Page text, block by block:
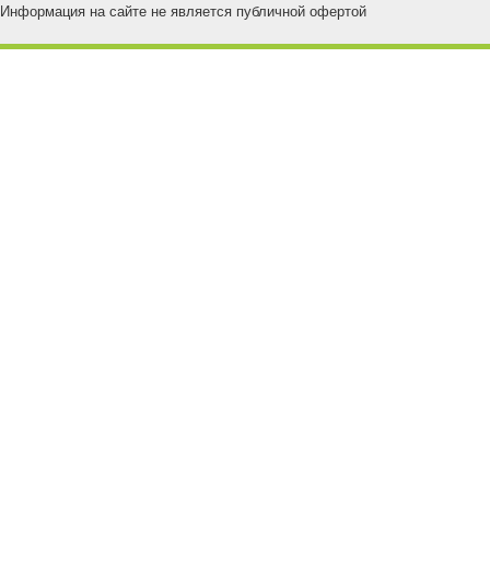
Информация на сайте не является публичной офертой